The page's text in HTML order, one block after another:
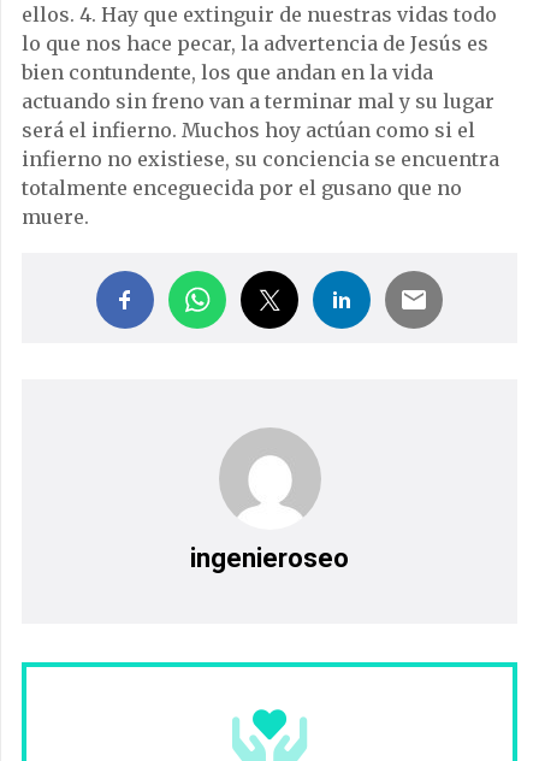
ellos. 4. Hay que extinguir de nuestras vidas todo
lo que nos hace pecar, la advertencia de Jesús es
bien contundente, los que andan en la vida
actuando sin freno van a terminar mal y su lugar
será el infierno. Muchos hoy actúan como si el
infierno no existiese, su conciencia se encuentra
totalmente enceguecida por el gusano que no
muere.
ingenieroseo